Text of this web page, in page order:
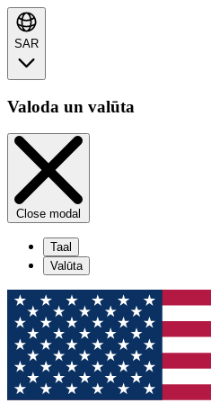
SAR
Valoda un valūta
Close modal
Taal
Valūta